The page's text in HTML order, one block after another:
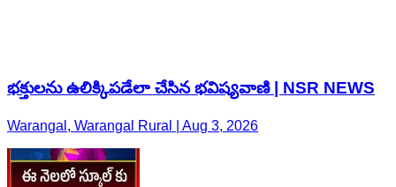
భక్తులను ఉలిక్కిపడేలా చేసిన భవిష్యవాణి | NSR NEWS
Warangal, Warangal Rural | Aug 3, 2026